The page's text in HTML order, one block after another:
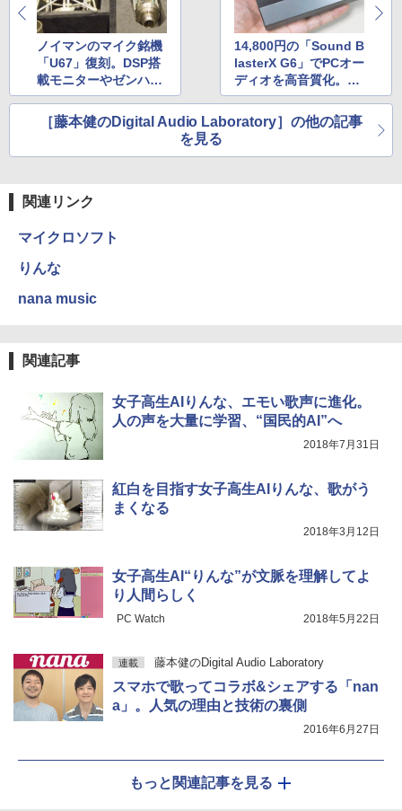
ノイマンのマイク銘機
「U67」復刻。DSP搭
載モニターやゼンハイ
ザー無線マイクも
14,800円の「Sound B
lasterX G6」でPCオー
ディオを高音質化。DT
Mにも使える?
［藤本健のDigital Audio Laboratory］の他の記事
を見る
関連リンク
マイクロソフト
りんな
nana music
関連記事
女子高生AIりんな、エモい歌声に進化。
人の声を大量に学習、“国民的AI”へ
2018年7月31日
紅白を目指す女子高生AIりんな、歌がう
まくなる
2018年3月12日
女子高生AI“りんな”が文脈を理解してよ
り人間らしく
PC Watch 2018年5月22日
連載 藤本健のDigital Audio Laboratory
スマホで歌ってコラボ&シェアする「nan
a」。人気の理由と技術の裏側
2016年6月27日
もっと関連記事を見る